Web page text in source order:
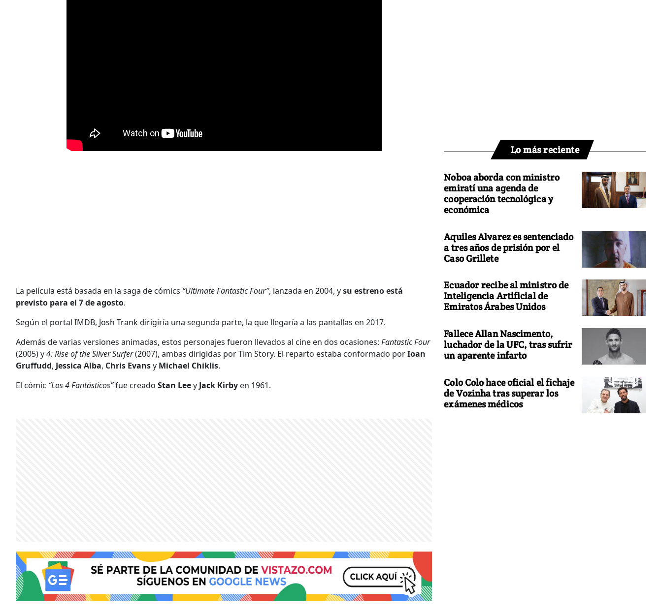
La película está basada en la saga de cómics “Ultimate Fantastic Four”, lanzada en 2004, ysu estreno está
previsto para el 7 de agosto.
Según el portal IMDB, Josh Trank dirigiría una segunda parte, la que llegaría a las pantallas en 2017.
Además de varias versiones animadas, estos personajes fueron llevados al cine en dos ocasiones: Fantastic Four
(2005) y4: Rise of the Silver Surfer(2007), ambas dirigidas por Tim Story. El reparto estaba conformado porIoan
Gruffudd, Jessica Alba, Chris Evansy Michael Chiklis.
El cómic “Los 4 Fantásticos”fue creado Stan Leey Jack Kirby en 1961.
Lo más reciente
Noboa aborda con ministro
emiratí una agenda de
cooperación tecnológica y
económica
Aquiles Alvarez es sentenciado
a tres años de prisión por el
Caso Grillete
Ecuador recibe al ministro de
Inteligencia Artificial de
Emiratos Árabes Unidos
Fallece Allan Nascimento,
luchador de la UFC, tras sufrir
un aparente infarto
Colo Colo hace oficial el fichaje
de Vozinha tras superar los
exámenes médicos